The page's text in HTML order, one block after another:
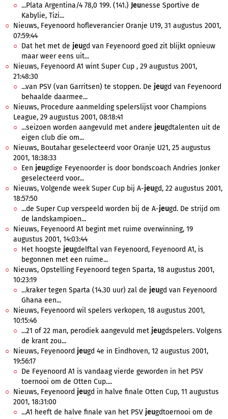
...Plata Argentina/4 78,0 199. (141.) Jeunesse Sportive de
Kabylie, Tizi...
Nieuws, Feyenoord hofleverancier Oranje U19, 31 augustus 2001,
07:59:44
Dat het met de jeugd van Feyenoord goed zit blijkt opnieuw
maar weer eens uit...
Nieuws, Feyenoord A1 wint Super Cup , 29 augustus 2001,
21:48:30
...van PSV (van Garritsen) te stoppen. De jeugd van Feyenoord
behaalde daarmee...
Nieuws, Procedure aanmelding spelerslijst voor Champions
League, 29 augustus 2001, 08:18:41
...seizoen worden aangevuld met andere jeugdtalenten uit de
eigen club die om...
Nieuws, Boutahar geselecteerd voor Oranje U21, 25 augustus
2001, 18:38:33
Een jeugdige Feyenoorder is door bondscoach Andries Jonker
geselecteerd voor...
Nieuws, Volgende week Super Cup bij A-jeugd, 22 augustus 2001,
18:57:50
...de Super Cup verspeeld worden bij de A-jeugd. De strijd om
de landskampioen...
Nieuws, Feyenoord A1 begint met ruime overwinning, 19
augustus 2001, 14:03:44
Het hoogste jeugdelftal van Feyenoord, Feyenoord A1, is
begonnen met een ruime...
Nieuws, Opstelling Feyenoord tegen Sparta, 18 augustus 2001,
10:23:19
...kraker tegen Sparta (14.30 uur) zal de jeugd van Feyenoord
Ghana een...
Nieuws, Feyenoord wil spelers verkopen, 18 augustus 2001,
10:15:46
...21 of 22 man, perodiek aangevuld met jeugdspelers. Volgens
de krant zou...
Nieuws, Feyenoord jeugd 4e in Eindhoven, 12 augustus 2001,
19:56:17
De Feyenoord A1 is vandaag vierde geworden in het PSV
toernooi om de Otten Cup....
Nieuws, Feyenoord jeugd in halve finale Otten Cup, 11 augustus
2001, 18:31:00
...A1 heeft de halve finale van het PSV jeugdtoernooi om de